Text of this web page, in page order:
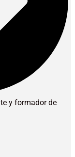
y formador de